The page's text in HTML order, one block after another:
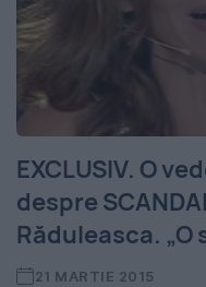
EXCLUSIV. O
despre
Răduleasca. „O
21 MARTIE 2015